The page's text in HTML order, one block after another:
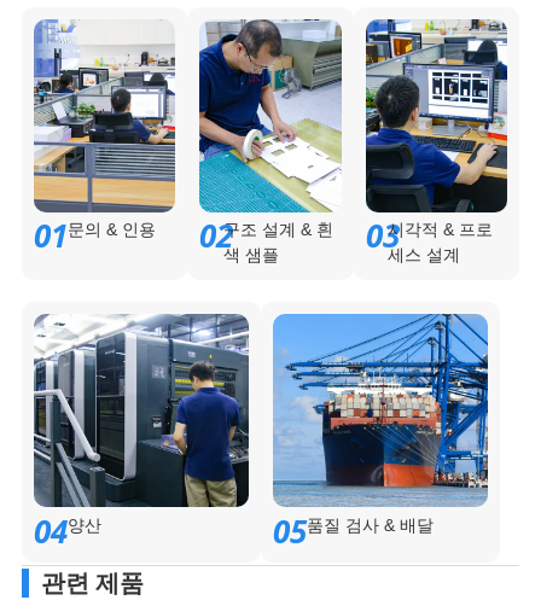
01문의 & 인용 02구조 설계 & 흰
색 샘플
03시각적 & 프로
세스 설계
04양산 05품질 검사 & 배달
관련 제품